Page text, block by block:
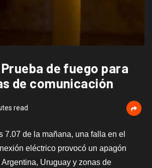
de fuego para
de comunicación
read
7.07 de la mañana, una falla en el
eléctrico provocó un apagón
Uruguay y zonas de